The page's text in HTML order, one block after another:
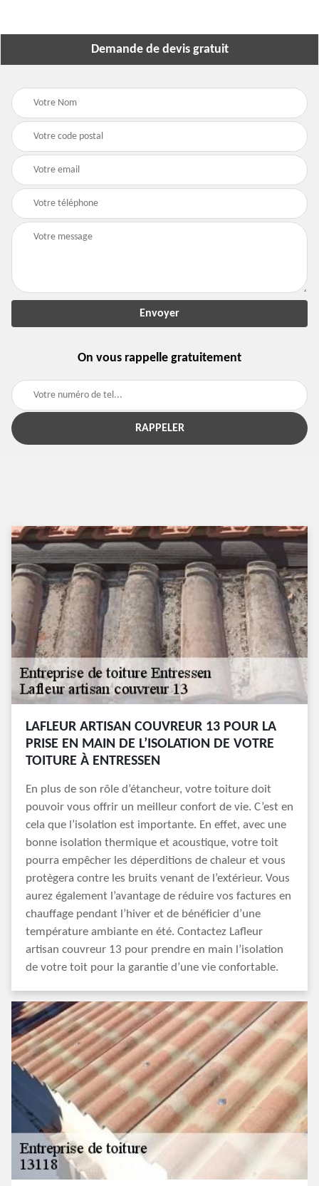
Demande de devis gratuit
On vous rappelle gratuitement
LAFLEUR ARTISAN COUVREUR 13 POUR LA
PRISE EN MAIN DE L’ISOLATION DE VOTRE
TOITURE À ENTRESSEN
En plus de son rôle d’étancheur, votre toiture doit
pouvoir vous offrir un meilleur confort de vie. C’est en
cela que l’isolation est importante. En effet, avec une
bonne isolation thermique et acoustique, votre toit
pourra empêcher les déperditions de chaleur et vous
protègera contre les bruits venant de l’extérieur. Vous
aurez également l’avantage de réduire vos factures en
chauffage pendant l’hiver et de bénéficier d’une
température ambiante en été. Contactez Lafleur
artisan couvreur 13 pour prendre en main l’isolation
de votre toit pour la garantie d’une vie confortable.